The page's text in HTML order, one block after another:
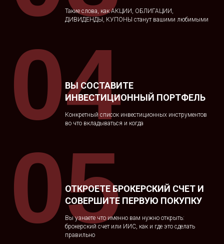
Такие слова, как АКЦИИ, ОБЛИГАЦИИ,
ДИВИДЕНДЫ, КУПОНЫ станут вашими любимыми
ВЫ СОСТАВИТЕ
ИНВЕСТИЦИОННЫЙ ПОРТФЕЛЬ
Конкретный список инвестиционных инструментов
во что вкладываться и когда
04
ОТКРОЕТЕ БРОКЕРСКИЙ СЧЕТ И
СОВЕРШИТЕ ПЕРВУЮ ПОКУПКУ
Вы узнаете что именно вам нужно открыть:
брокерский счет или ИИС, как и где это сделать
правильно
05